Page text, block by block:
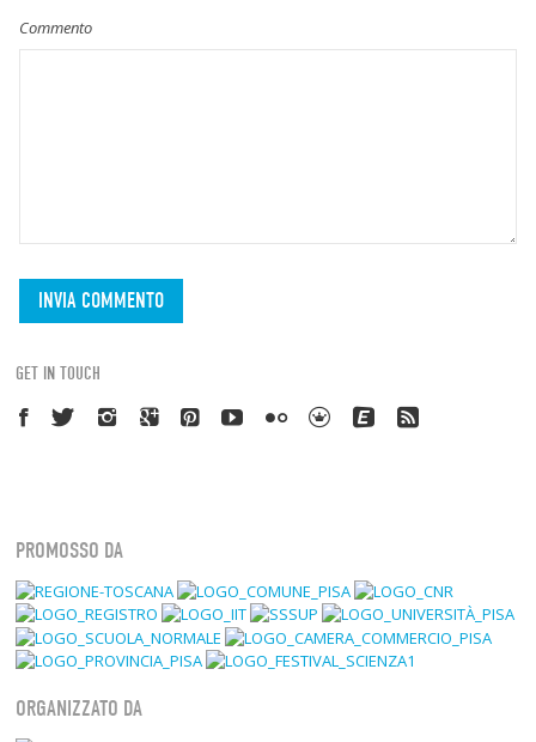
Commento
GET IN TOUCH
PROMOSSO DA
ORGANIZZATO DA